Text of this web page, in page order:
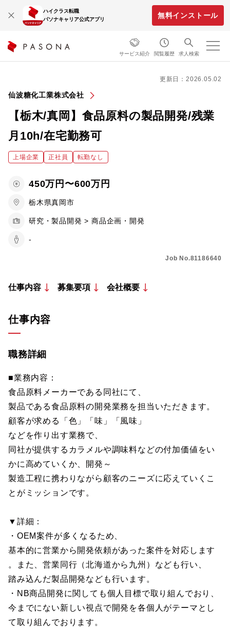
ハイクラス転職
パソナキャリア公式アプリ
無料インストール
サービス紹介 閲覧履歴 求人検索
更新日：2026.05.02
仙波糖化工業株式会社
【栃木/真岡】食品原料の製品開発/残業
月10h/在宅勤務可
上場企業 正社員 転勤なし
450万円〜600万円
栃木県真岡市
研究・製品開発 > 商品企画・開発
-
Job No.81186640
仕事内容 募集要項 会社概要
仕事内容
職務詳細
■業務内容：
食品原料メーカーである同社にて、
製品である食品原料の開発業務を担当いただきます。
顧客が求める「色」「味」「風味」
などを作り出す業務で、
同社が提供するカラメルや調味料などの付加価値をい
かに高めていくか、開発～
製造工程に携わりながら顧客のニーズに応えていくこ
とがミッションです。
▼詳細：
・OEM案件が多くなるため、
基本的に営業から開発依頼があった案件を対応します
。また、営業同行（北海道から九州）なども行い、
踏み込んだ製品開発なども行います。
・NB商品開発に関しても個人目標で取り組んでおり、
今までにない新しい視点で開発を各個人がテーマとし
て取り組んでおります。